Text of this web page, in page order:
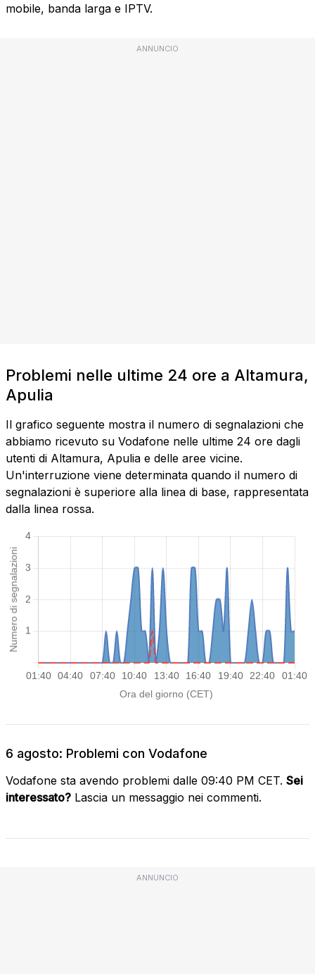
mobile, banda larga e IPTV.
ANNUNCIO
Problemi nelle ultime 24 ore a Altamura,
Apulia
Il grafico seguente mostra il numero di segnalazioni che
abbiamo ricevuto su Vodafone nelle ultime 24 ore dagli
utenti di Altamura, Apulia e delle aree vicine.
Un'interruzione viene determinata quando il numero di
segnalazioni è superiore alla linea di base, rappresentata
dalla linea rossa.
6 agosto: Problemi con Vodafone
Vodafone sta avendo problemi dalle 09:40 PM CET. Sei
interessato? Lascia un messaggio nei commenti.
ANNUNCIO